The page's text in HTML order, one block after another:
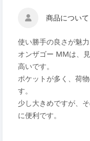
商品につい
使い勝手の良さが魅力
オンザゴー MMは、
高いです。
ポケットが多く、荷
す。
少し大きめですが、
に便利です。